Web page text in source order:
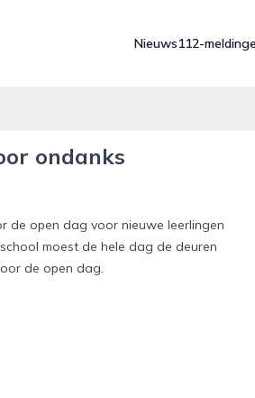
Nieuws112-
ondanks
de open dag voor nieuwe leerlingen
moest de hele dag de deuren
de open dag.